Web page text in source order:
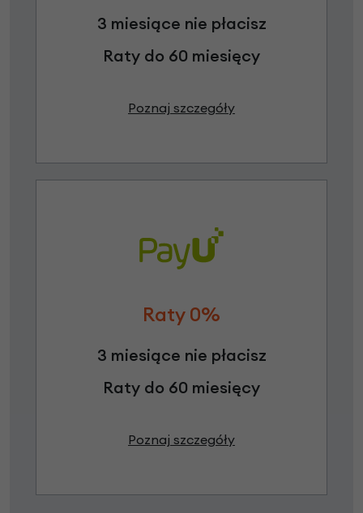
3 miesiące nie płacisz
Raty do 60 miesięcy
Poznaj szczegóły
Raty 0%
3 miesiące nie płacisz
Raty do 60 miesięcy
Poznaj szczegóły